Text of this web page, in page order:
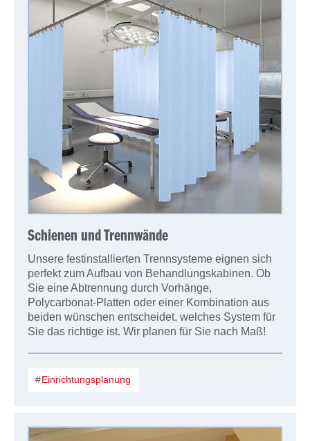
Schienen und Trennwände
Unsere festinstallierten Trennsysteme eignen sich
perfekt zum Aufbau von Behandlungskabinen. Ob
Sie eine Abtrennung durch Vorhänge,
Polycarbonat-Platten oder einer Kombination aus
beiden wünschen entscheidet, welches System für
Sie das richtige ist. Wir planen für Sie nach Maß!
Einrichtungsplanung